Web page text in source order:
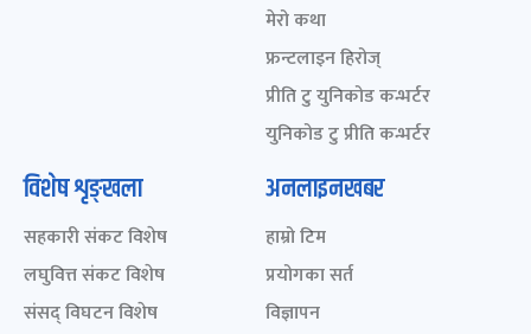
मेरो कथा
फ्रन्टलाइन हिरोज्
प्रीति टु युनिकोड कन्भर्टर
युनिकोड टु प्रीति कन्भर्टर
विशेष शृङ्खला
सहकारी संकट विशेष
लघुवित्त संकट विशेष
संसद् विघटन विशेष
अनलाइनखबर
हाम्रो टिम
प्रयोगका सर्त
विज्ञापन